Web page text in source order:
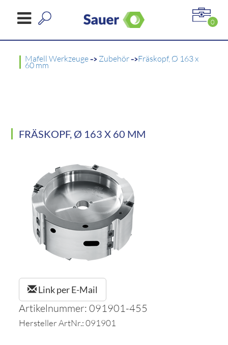
0
Mafell Werkzeuge-> Zubehör->Fräskopf, Ø 163 x
60 mm
FRÄSKOPF, Ø 163 X 60 MM
Link per E-Mail
Artikelnummer: 091901-455
Hersteller ArtNr.: 091901